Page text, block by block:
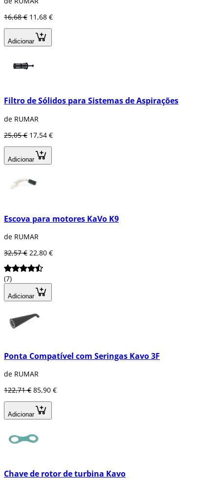
16,68 € 11,68 €
Adicionar
Filtro de Sólidos para Sistemas de Aspirações
de RUMAR
25,05 € 17,54 €
Adicionar
Escova para motores KaVo K9
de RUMAR
32,57 € 22,80 €
(7)
Adicionar
Ponta Compatível com Seringas Kavo 3F
de RUMAR
122,71 € 85,90 €
Adicionar
Chave de rotor de turbina Kavo